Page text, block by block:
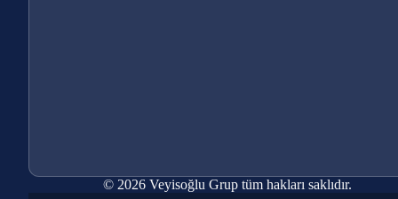
© 2026 Veyisoğlu Grup tüm hakları saklıdır.